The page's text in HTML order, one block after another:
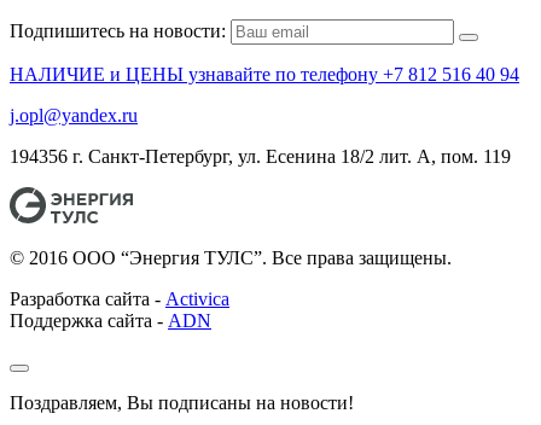
Подпишитесь на новости:
НАЛИЧИЕ и ЦЕНЫ узнавайте по телефону +7 812 516 40 94
j.opl@yandex.ru
194356 г. Санкт-Петербург, ул. Есенина 18/2 лит. А, пом. 119
© 2016 ООО “Энергия ТУЛС”. Все права защищены.
Разработка сайта - Activica
Поддержка сайта - ADN
Поздравляем, Вы подписаны на новости!